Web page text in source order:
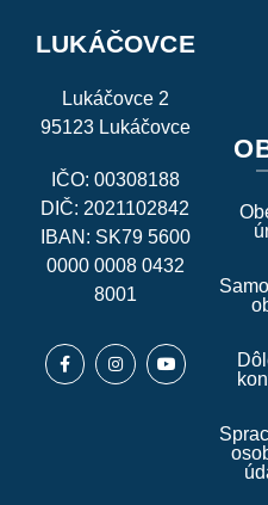
LUKÁČOVCE
Lukáčovce 2
95123 Lukáčovce
IČO: 00308188
DIČ: 2021102842
IBAN: SK79 5600
0000 0008 0432
8001